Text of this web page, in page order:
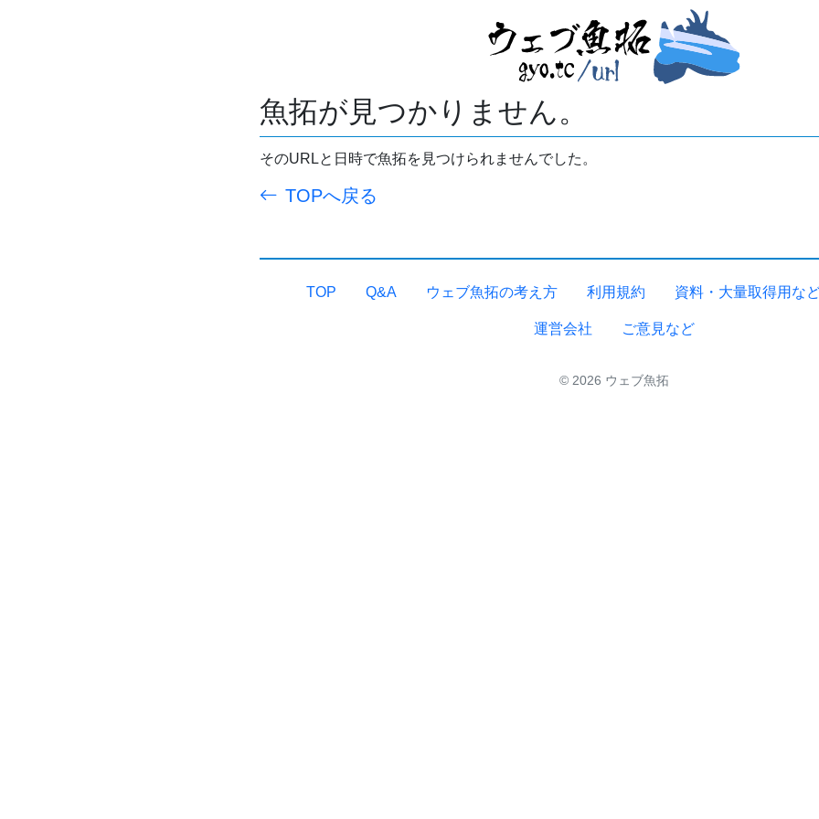
魚拓が見つかりません。
そのURLと日時で魚拓を見つけられませんでした。
TOPへ戻る
TOP Q&A ウェブ魚拓の考え方 利用規約 資料・大量取得用な
運営会社 ご意見など
© 2026 ウェブ魚拓